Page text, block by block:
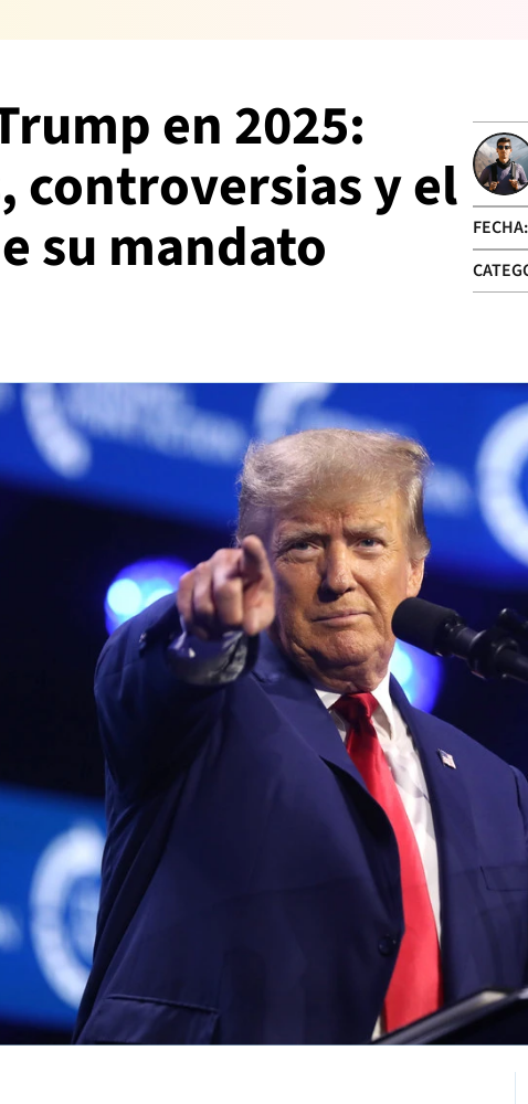
Verano vuelve este fin de semana al Parque Simón Bolívar
en 2025:
controversias y el
su mandato FECHA: